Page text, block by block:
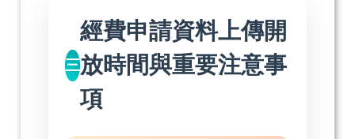
三
經費申請資料上傳開
放時間與重要注意事
項